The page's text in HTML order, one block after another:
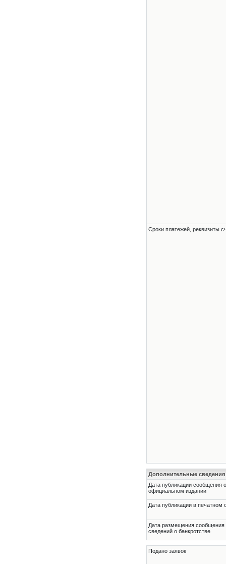
Сроки платежей, реквизиты
Дополнительные сведения
Дата публикации сообщения
официальном издании
Дата публикации в печатном
Дата размещения
сведений о банкротстве
Подано заявок